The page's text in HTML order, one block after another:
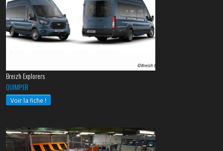
Breizh Explorers
QUIMPER
Voir la fiche !